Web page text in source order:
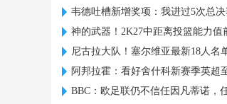
韦德吐槽新增奖项：我进过5次总
神的武器！2K27中距离投篮能力
尼古拉大队！塞尔维亚最新18人名
阿邦拉霍：看好舍什科新赛季英超
BBC：欧足联仍不信任因凡蒂诺，